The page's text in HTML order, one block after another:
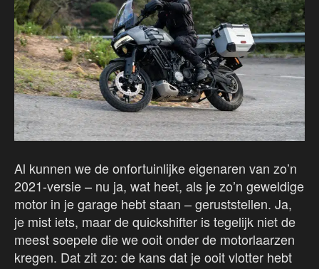
Al kunnen we de onfortuinlijke eigenaren van zo’n
2021-versie – nu ja, wat heet, als je zo’n geweldige
motor in je garage hebt staan – geruststellen. Ja,
je mist iets, maar de quickshifter is tegelijk niet de
meest soepele die we ooit onder de motorlaarzen
kregen. Dat zit zo: de kans dat je ooit vlotter hebt